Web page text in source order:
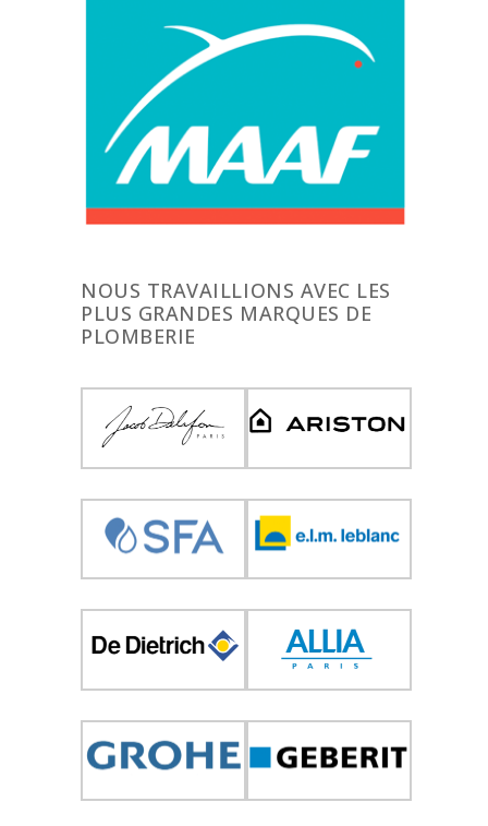
NOUS TRAVAILLIONS AVEC LES
PLUS GRANDES MARQUES DE
PLOMBERIE